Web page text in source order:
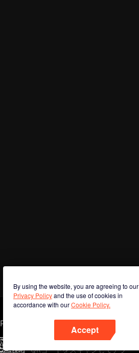
By using the website, you are agreeing to our
Privacy Policyand the use of cookies in
accordance with ourCookie Policy.
Accept
Phone
QRコードをスキャンしてアプ